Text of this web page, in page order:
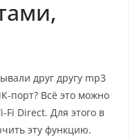
друг другу mp3
порт? Всё это можно
Direct. Для этого в
эту функцию.